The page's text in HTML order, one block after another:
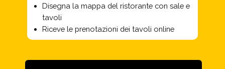
Disegna la mappa del ristorante con sale e
tavoli
Riceve le prenotazioni dei tavoli online